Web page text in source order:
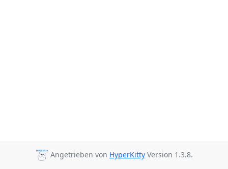
Angetrieben von HyperKittyVersion 1.3.8.